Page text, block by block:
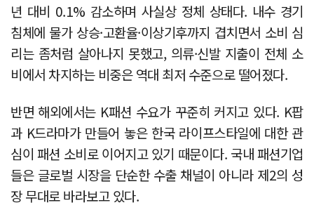
년 대비 0.1% 감소하며 사실상 정체 상태다. 내수 경기
침체에 물가 상승·고환율·이상기후까지 겹치면서 소비 심
리는 좀처럼 살아나지 못했고, 의류·신발 지출이 전체 소
비에서 차지하는 비중은 역대 최저 수준으로 떨어졌다.
반면 해외에서는 K패션 수요가 꾸준히 커지고 있다. K팝
과 K드라마가 만들어 놓은 한국 라이프스타일에 대한 관
심이 패션 소비로 이어지고 있기 때문이다. 국내 패션기업
들은 글로벌 시장을 단순한 수출 채널이 아니라 제2의 성
장 무대로 바라보고 있다.